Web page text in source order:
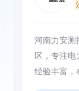
河南力安测
区，专注电
经验丰富，